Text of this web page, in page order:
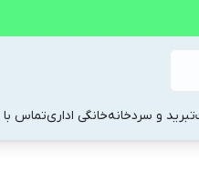
تبرید و سردخانهخانگی اداریتماس با